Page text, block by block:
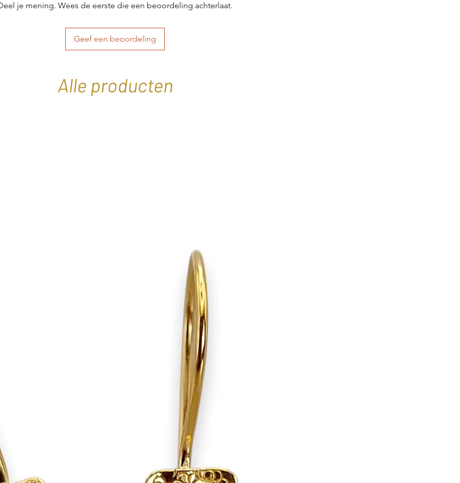
je mening. Wees de eerste die een beoordeling achterlaat.
Geef een beoordeling
Alle producten